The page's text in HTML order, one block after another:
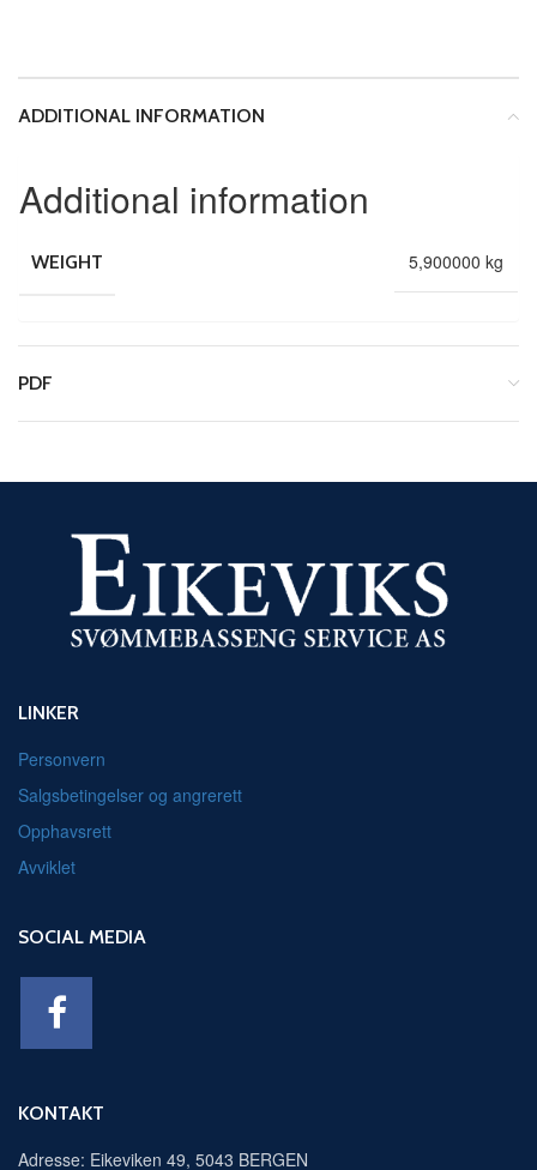
ADDITIONAL INFORMATION
Additional information
WEIGHT 5,900000 kg
PDF
LINKER
Personvern
Salgsbetingelser og angrerett
Opphavsrett
Avviklet
SOCIAL MEDIA
KONTAKT
Adresse: Eikeviken 49, 5043 BERGEN